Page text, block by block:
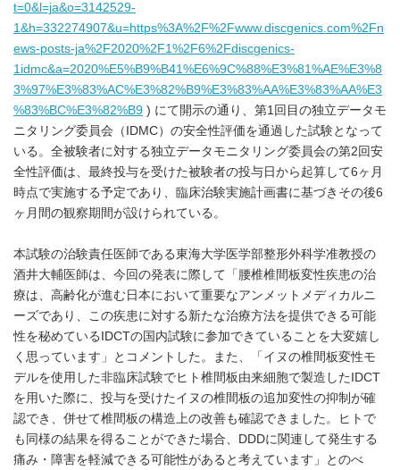
t=0&l=ja&o=3142529-
1&h=332274907&u=https%3A%2F%2Fwww.discgenics.com%2Fn
ews-posts-ja%2F2020%2F1%2F6%2Fdiscgenics-
1idmc&a=2020%E5%B9%B41%E6%9C%88%E3%81%AE%E3%8
3%97%E3%83%AC%E3%82%B9%E3%83%AA%E3%83%AA%E3
%83%BC%E3%82%B9 ) にて開示の通り、第1回目の独立データモ
ニタリング委員会（IDMC）の安全性評価を通過した試験となって
いる。全被験者に対する独立データモニタリング委員会の第2回安
全性評価は、最終投与を受けた被験者の投与日から起算して6ヶ月
時点で実施する予定であり、臨床治験実施計画書に基づきその後6
ヶ月間の観察期間が設けられている。
本試験の治験責任医師である東海大学医学部整形外科学准教授の
酒井大輔医師は、今回の発表に際して「腰椎椎間板変性疾患の治
療は、高齢化が進む日本において重要なアンメットメディカルニ
ーズであり、この疾患に対する新たな治療方法を提供できる可能
性を秘めているIDCTの国内試験に参加できていることを大変嬉し
く思っています」とコメントした。また、「イヌの椎間板変性モ
デルを使用した非臨床試験でヒト椎間板由来細胞で製造したIDCT
を用いた際に、投与を受けたイヌの椎間板の追加変性の抑制が確
認でき、併せて椎間板の構造上の改善も確認できました。ヒトで
も同様の結果を得ることができた場合、DDDに関連して発生する
痛み・障害を軽減できる可能性があると考えています」とのべ